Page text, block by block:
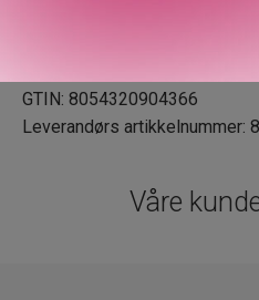
GTIN: 8054320904366
Leverandørs artikkelnummer:
Våre